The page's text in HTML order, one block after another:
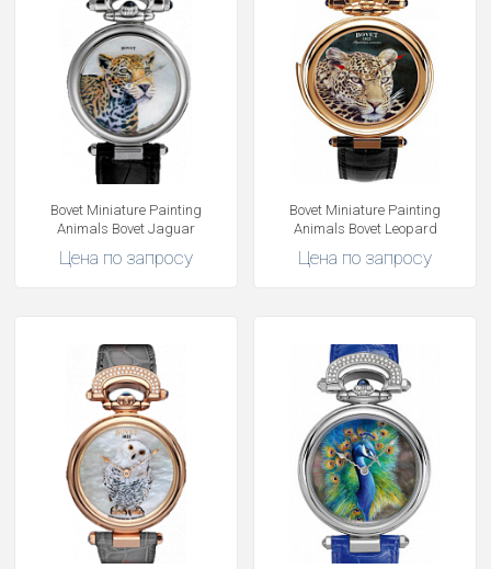
Bovet Miniature Painting
Animals Bovet Jaguar
Цена по запросу
Bovet Miniature Painting
Animals Bovet Leopard
Цена по запросу